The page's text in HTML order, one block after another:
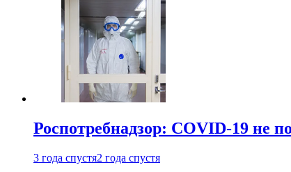
Роспотребнадзор: COVID-19 не
3 года спустя2 года спустя